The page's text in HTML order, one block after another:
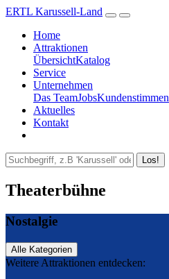
ERTL Karussell-Land
Home
Attraktionen
ÜbersichtKatalog
Service
Unternehmen
Das TeamJobsKundenstimmen
Aktuelles
Kontakt
Los!
Theaterbühne
Nostalgie
Alle Kategorien
Weitere Attraktionen entdecken: